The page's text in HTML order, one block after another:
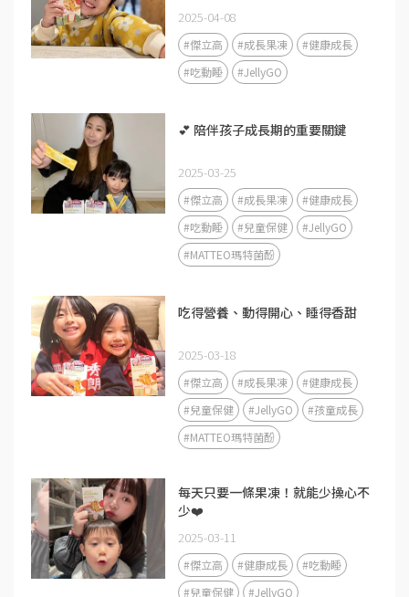
2025-04-08
#傑立高 #成長果凍
#健康成長
#吃動睡
#JellyGO
💕 陪伴孩子成長期的重要關鍵
2025-03-25
#傑立高 #成長果凍
#健康成長
#吃動睡
#兒童保健
#JellyGO
#MATTEO瑪特菌酚
吃得營養、動得開心、睡得香甜
2025-03-18
#傑立高 #成長果凍
#健康成長
#兒童保健
#JellyGO
#孩童成長
#MATTEO瑪特菌酚
每天只要一條果凍！就能少操心不
少❤️
2025-03-11
#傑立高 #健康成長
#吃動睡
#兒童保健
#JellyGO